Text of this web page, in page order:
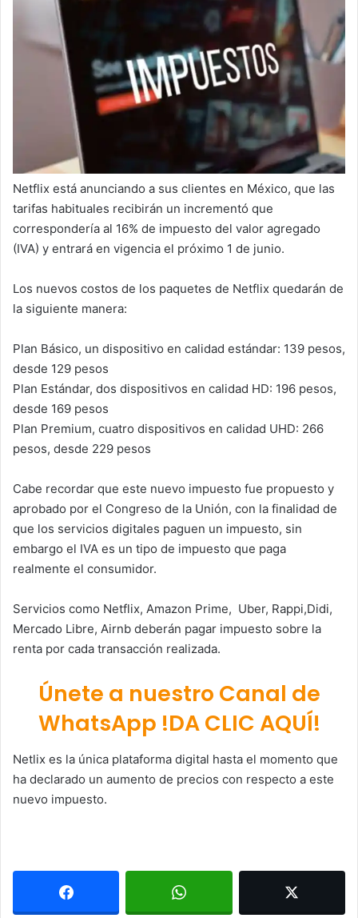
Netflix está anunciando a sus clientes en México, que las
tarifas habituales recibirán un incrementó que
correspondería al 16% de impuesto del valor agregado
(IVA) y entrará en vigencia el próximo 1 de junio.
Los nuevos costos de los paquetes de Netflix quedarán de
la siguiente manera:
Plan Básico, un dispositivo en calidad estándar: 139 pesos,
desde 129 pesos
Plan Estándar, dos dispositivos en calidad HD: 196 pesos,
desde 169 pesos
Plan Premium, cuatro dispositivos en calidad UHD: 266
pesos, desde 229 pesos
Cabe recordar que este nuevo impuesto fue propuesto y
aprobado por el Congreso de la Unión, con la finalidad de
que los servicios digitales paguen un impuesto, sin
embargo el IVA es un tipo de impuesto que paga
realmente el consumidor.
Servicios como Netflix, Amazon Prime, Uber, Rappi,Didi,
Mercado Libre, Airnb deberán pagar impuesto sobre la
renta por cada transacción realizada.
Únete a nuestro Canal de
WhatsApp !DA CLIC AQUÍ!
Netlix es la única plataforma digital hasta el momento que
ha declarado un aumento de precios con respecto a este
nuevo impuesto.